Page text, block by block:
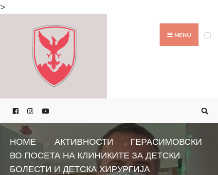
>
MENU
HOME АКТИВНОСТИ
ГЕРАСИМОВСКИ
ВО ПОСЕТА НА КЛИНИКИТЕ ЗА ДЕТСКИ
БОЛЕСТИ И ДЕТСКА ХИРУРГИЈА